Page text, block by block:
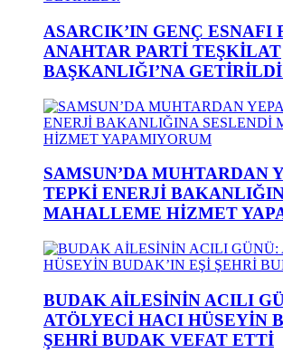
ASARCIK’IN GENÇ ESNAFI
ANAHTAR PARTİ TEŞKİLAT
BAŞKANLIĞI’NA
SAMSUN’DA MUHTARDAN
TEPKİ ENERJİ
MAHALLEME HİZMET
BUDAK AİLESİNİN ACILI
ATÖLYECİ HACI HÜSEYİN
ŞEHRİ BUDAK VEFAT ETTİ